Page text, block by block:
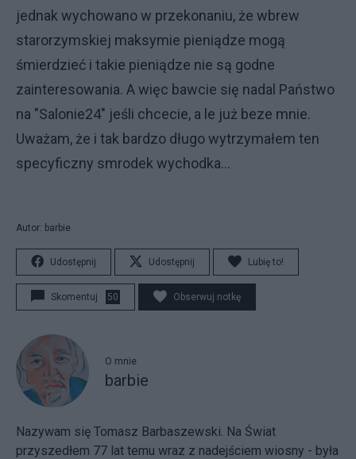
jednak wychowano w przekonaniu, że wbrew
starorzymskiej maksymie pieniądze mogą
śmierdzieć i takie pieniądze nie są godne
zainteresowania. A więc bawcie się nadal Państwo
na "Salonie24" jeśli chcecie, a le już beze mnie.
Uważam, że i tak bardzo długo wytrzymałem ten
specyficzny smrodek wychodka...
Autor: barbie
Udostępnij Udostępnij Lubię to!
Skomentuj 50 Obserwuj notkę
O mnie
barbie
Nazywam się Tomasz Barbaszewski. Na Świat
przyszedłem 77 lat temu wraz z nadejściem wiosny - była